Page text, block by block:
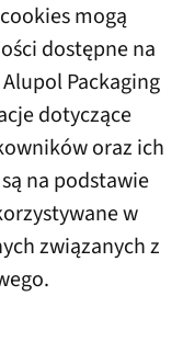
mogą
dostępne na
Packaging
dotyczące
oraz ich
na podstawie
w
związanych z